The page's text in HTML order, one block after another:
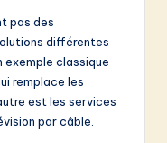
pas des
différentes
exemple classique
remplace les
est les services
par câble.